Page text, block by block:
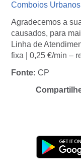
Comboios
Agradecemos a
causados, para
Linha de
fixa | 0,25 €/min –
Fonte: CP